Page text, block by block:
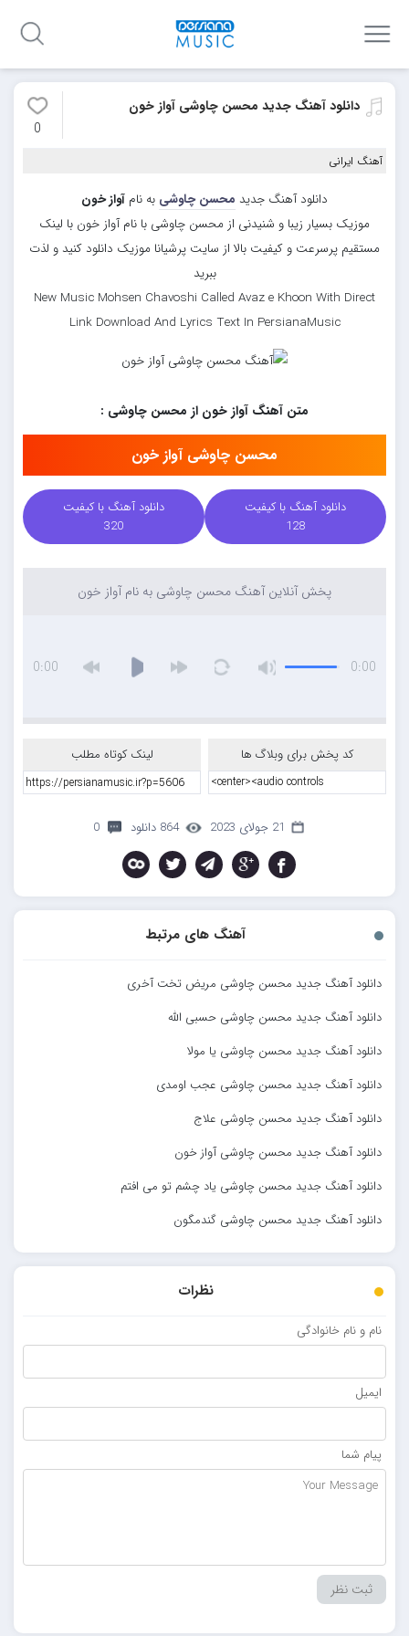
دانلود آهنگ جدید محسن چاوشی آواز خون
0
آهنگ ایرانی
دانلود آهنگ جدید محسن چاوشی به نام آواز خون
موزیک بسیار زیبا و شنیدنی از محسن چاوشی با نام آواز خون با لینک
مستقیم پرسرعت و کیفیت بالا از سایت پرشیانا موزیک دانلود کنید و لذت
ببرید
New Music Mohsen Chavoshi Called Avaz e Khoon With Direct
Link Download And Lyrics Text In PersianaMusic
متن آهنگ آواز خون از محسن چاوشی :
محسن چاوشی آواز خون
دانلود آهنگ با کیفیت
128
دانلود آهنگ با کیفیت
320
پخش آنلاین آهنگ محسن چاوشی به نام آواز خون
0:00
0:00
کد پخش برای وبلاگ ها لینک کوتاه مطلب
21 جولای 2023 864 دانلود 0
آهنگ های مرتبط
دانلود آهنگ جدید محسن چاوشی مریض تخت آخری
دانلود آهنگ جدید محسن چاوشی حسبی الله
دانلود آهنگ جدید محسن چاوشی یا مولا
دانلود آهنگ جدید محسن چاوشی عجب اومدی
دانلود آهنگ جدید محسن چاوشی علاج
دانلود آهنگ جدید محسن چاوشی آواز خون
دانلود آهنگ جدید محسن چاوشی یاد چشم تو می افتم
دانلود آهنگ جدید محسن چاوشی گندمگون
نظرات
نام و نام خانوادگی
ایمیل
پیام شما